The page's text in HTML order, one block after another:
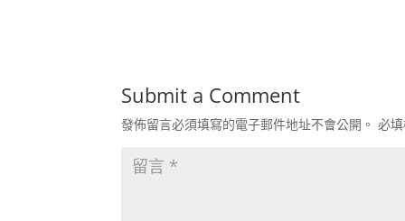
Submit a Comment
發佈留言必須填寫的電子郵件地址不會公開。 必